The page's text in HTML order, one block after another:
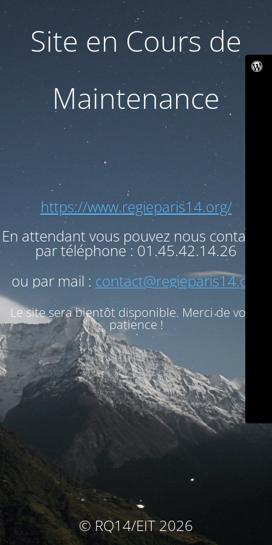
Site en Cours de
Maintenance
https://www.regieparis14.org/
En attendant vous pouvez nous contacter
par téléphone : 01.45.42.14.26
ou par mail : contact@regieparis14.org
Le site sera bientôt disponible. Merci de votre
patience !
© RQ14/EIT 2026